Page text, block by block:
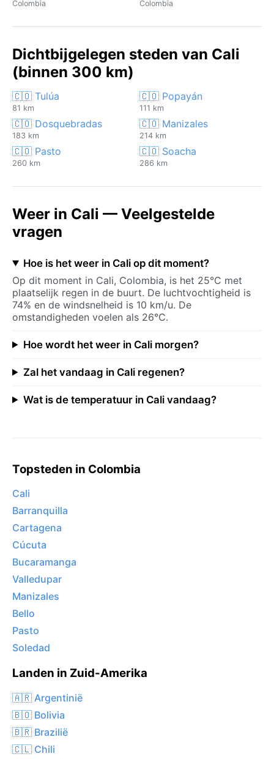
Colombia Colombia
Dichtbijgelegen steden van Cali
(binnen 300 km)
🇨🇴 Tulúa
81 km
🇨🇴 Popayán
111 km
🇨🇴 Dosquebradas
183 km
🇨🇴 Manizales
214 km
🇨🇴 Pasto
260 km
🇨🇴 Soacha
286 km
Weer in Cali — Veelgestelde
vragen
Hoe is het weer in Cali op dit moment?
Op dit moment in Cali, Colombia, is het 25°C met
plaatselijk regen in de buurt. De luchtvochtigheid is
74% en de windsnelheid is 10 km/u. De
omstandigheden voelen als 26°C.
Hoe wordt het weer in Cali morgen?
Zal het vandaag in Cali regenen?
Wat is de temperatuur in Cali vandaag?
Topsteden in Colombia
Cali
Barranquilla
Cartagena
Cúcuta
Bucaramanga
Valledupar
Manizales
Bello
Pasto
Soledad
Landen in Zuid-Amerika
🇦🇷 Argentinië
🇧🇴 Bolivia
🇧🇷 Brazilië
🇨🇱 Chili